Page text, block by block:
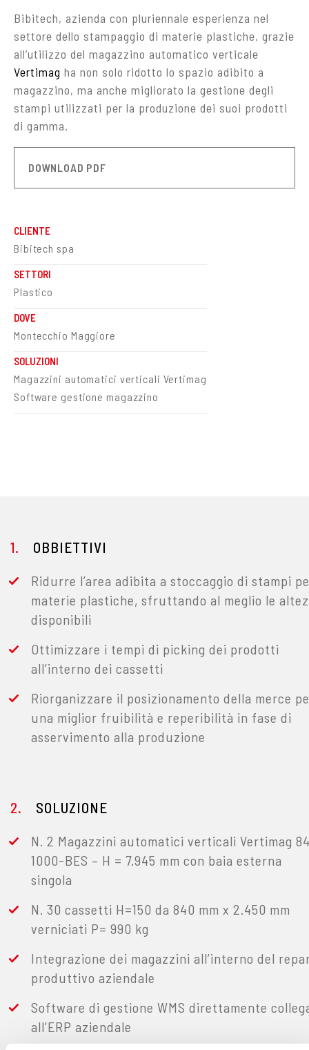
Bibitech, azienda con pluriennale esperienza nel
settore dello stampaggio di materie plastiche, grazie
all’utilizzo del magazzino automatico verticale
Vertimag ha non solo ridotto lo spazio adibito a
magazzino, ma anche migliorato la gestione degli
stampi utilizzati per la produzione dei suoi prodotti
di gamma.
DOWNLOAD PDF
CLIENTE
Bibitech spa
SETTORI
Plastico
DOVE
Montecchio Maggiore
SOLUZIONI
Magazzini automatici verticali Vertimag
Software gestione magazzino
OBBIETTIVI
Ridurre l’area adibita a stoccaggio di stampi
materie plastiche, sfruttando al meglio le
disponibili
Ottimizzare i tempi di picking dei prodotti
all’interno dei cassetti
Riorganizzare il posizionamento della merce
una miglior fruibilità e reperibilità in fase di
asservimento alla produzione
SOLUZIONE
N. 2 Magazzini automatici verticali Vertimag
1000-BES – H = 7.945 mm con baia esterna
singola
N. 30 cassetti H=150 da 840 mm x 2.450 mm
verniciati P= 990 kg
Integrazione dei magazzini all’interno del
produttivo aziendale
Software di gestione WMS direttamente
all’ERP aziendale